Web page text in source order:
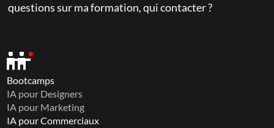
questions sur ma formation, qui contacter ?
Bootcamps
IA pour Designers
IA pour Marketing
IA pour Commerciaux